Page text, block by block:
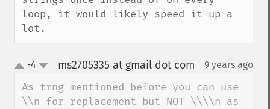
loop, it would likely speed it up a
lot.
up-4 ms2705335 at gmail dot com 9 years ago
As trng mentioned before you can use
\\n for replacement but NOT \\\\n as